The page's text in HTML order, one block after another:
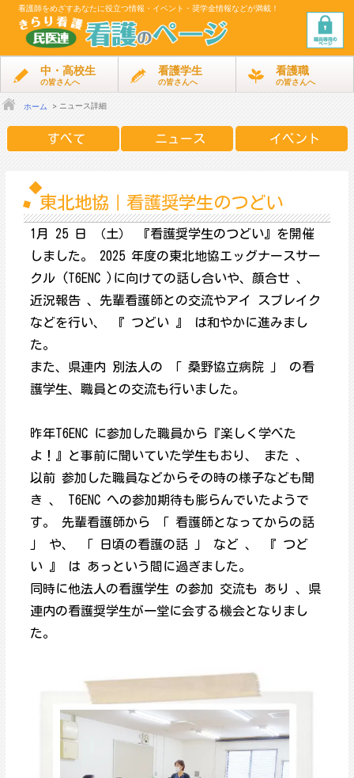
看護師をめざすあなたに役立つ情報・イベント・奨学金情報などが満載！
中・高校生
の皆さんへ
看護学生
の皆さんへ
看護職
の皆さんへ
ホーム ニュース詳細
すべて ニュース イベント
東北地協｜看護奨学生のつどい
1月 25 日 （土） 『看護奨学生のつどい』を開催
しました。 2025 年度の東北地協エッグナースサー
クル (T6ENC )に向けての話し合いや、顔合せ 、
近況報告 、先輩看護師との交流やアイ スブレイク
などを行い、 『 つどい 』 は和やかに進みまし
た。
また、県連内 別法人の 「 桑野協立病院 」 の看
護学生、職員との交流も行いました。
昨年T6ENC に参加した職員から『楽しく学べた
よ！』と事前に聞いていた学生もおり、 また 、
以前 参加した職員などからその時の様子なども聞
き 、 T6ENC への参加期待も膨らんでいたようで
す。 先輩看護師から 「 看護師となってからの話
」 や、 「 日頃の看護の話 」 など 、 『 つど
い 』 は あっという間に過ぎました。
同時に他法人の看護学生 の参加 交流も あり 、県
連内の看護奨学生が一堂に会する機会となりまし
た。